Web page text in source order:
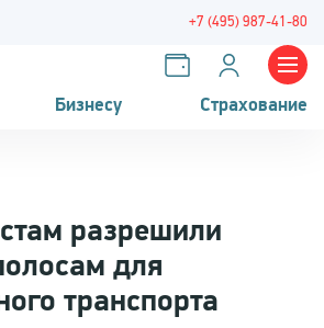
+7 (495) 987-41-80
Бизнесу Страхование
разрешили
для
транспорта